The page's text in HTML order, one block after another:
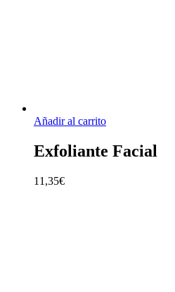
Añadir al carrito
Exfoliante Facial
11,35€